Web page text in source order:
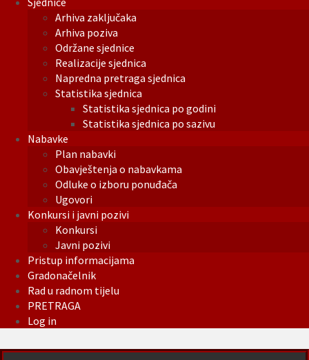
Arhiva zaključaka
Arhiva poziva
Održane sjednice
Realizacije sjednica
Napredna pretraga sjednica
Statistika sjednica
Statistika sjednica po godini
Statistika sjednica po sazivu
Nabavke
Plan nabavki
Obavještenja o nabavkama
Odluke o izboru ponuđača
Ugovori
Konkursi i javni pozivi
Konkursi
Javni pozivi
Pristup informacijama
Gradonačelnik
Rad u radnom tijelu
PRETRAGA
Log in